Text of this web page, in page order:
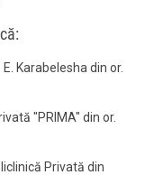
Karabelesha din or.
"PRIMA" din or.
Privată din